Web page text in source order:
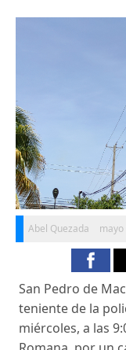
Abel Quezada mayo
San Pedro de
teniente de la
miércoles, a las